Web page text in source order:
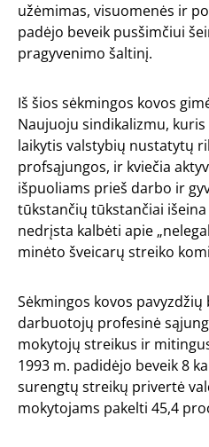
užėmimas, visuomenės ir
padėjo beveik pusšimčiui
pragyvenimo šaltinį.
Iš šios sėkmingos kovos
Naujuoju sindikalizmu,
laikytis valstybių nustatytų
profsąjungos, ir kviečia
išpuoliams prieš darbo ir
tūkstančių tūkstančiai
nedrįsta kalbėti apie
minėto šveicarų streiko
Sėkmingos kovos
darbuotojų profesinė
mokytojų streikus ir
1993 m. padidėjo beveik 8
surengtų streikų privertė
mokytojams pakelti 45,4